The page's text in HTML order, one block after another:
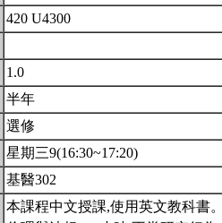
420 U4300
1.0
半年
選修
星期三9(16:30~17:20)
基醫302
本課程中文授課,使用英文教科書